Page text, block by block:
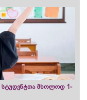
სტუდენტთა მხოლოდ 1-